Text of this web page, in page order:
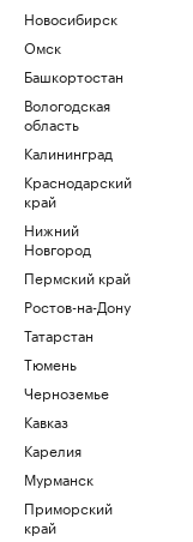
Новосибирск
Омск
Башкортостан
Вологодская
область
Калининград
Краснодарский
край
Нижний
Новгород
Пермский край
Ростов-на-Дону
Татарстан
Тюмень
Черноземье
Кавказ
Карелия
Мурманск
Приморский
край